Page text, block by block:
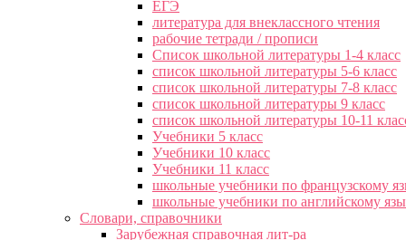
ЕГЭ
литература для внеклассного чтения
рабочие тетради / прописи
Список школьной литературы 1-4 класс
список школьной литературы 5-6 класс
список школьной литературы 7-8 класс
список школьной литературы 9 класс
список школьной литературы 10-11
Учебники 5 класс
Учебники 10 класс
Учебники 11 класс
школьные учебники по французскому
школьные учебники по английскому
Словари, справочники
Зарубежная справочная лит-ра